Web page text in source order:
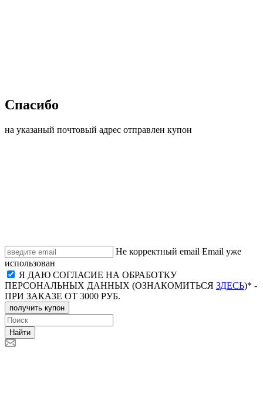
Спасибо
на указаный почтовый адрес отправлен купон
Не корректный email Email уже
использован
Я ДАЮ СОГЛАСИЕ НА ОБРАБОТКУ
ПЕРСОНАЛЬНЫХ ДАННЫХ (ОЗНАКОМИТЬСЯ ЗДЕСЬ)* -
ПРИ ЗАКАЗЕ ОТ 3000 РУБ.
получить купон
Найти